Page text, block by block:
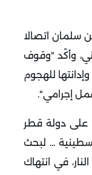
سلمان اتصالا
وأكّد "وقوف
للهجوم
إجرامي".
على دولة قطر
... لبحث
في انتهاك